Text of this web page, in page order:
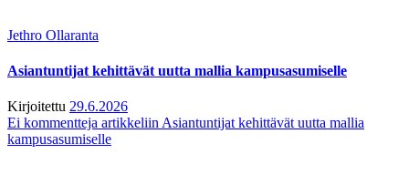
Jethro Ollaranta
Asiantuntijat kehittävät uutta mallia kampusasumiselle
Kirjoitettu 29.6.2026
Ei kommentteja artikkeliin Asiantuntijat kehittävät uutta mallia
kampusasumiselle